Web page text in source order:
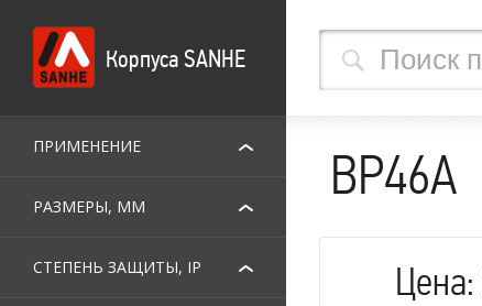
Корпуса SANHE
ПРИМЕНЕНИЕ
РАЗМЕРЫ, ММ
СТЕПЕНЬ ЗАЩИТЫ, IP
BP46A
Цена: